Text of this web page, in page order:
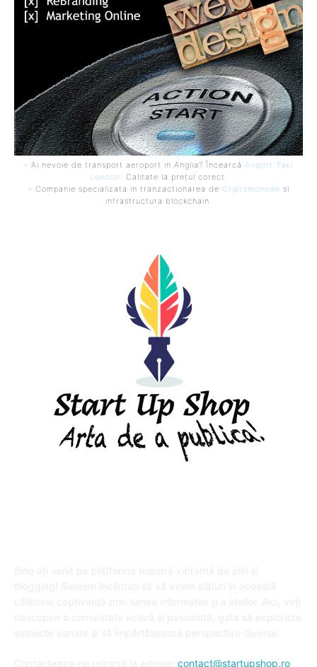
- Ai nevoie de transport aeroport in Anglia? Încearcă Airport Taxi
London . Calitate la prețul corect.
- Companie specializata in tranzactionarea de Criptomonede si
infrastructura blockchain.
contact@startupshop.ro